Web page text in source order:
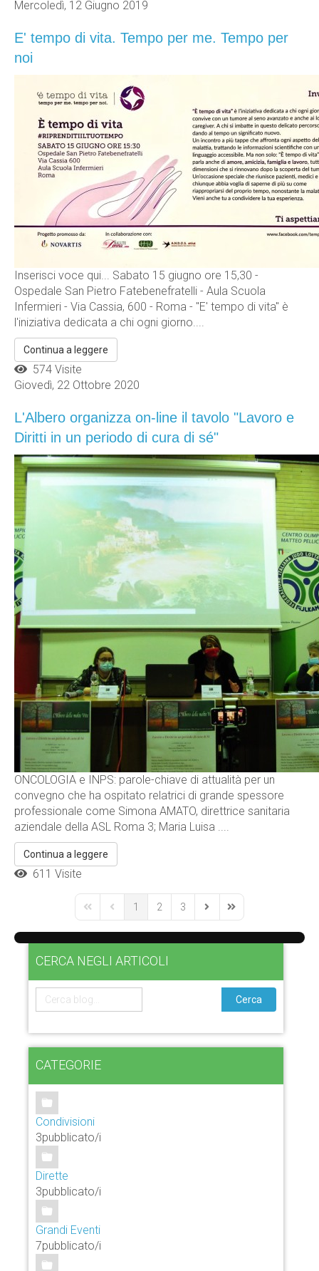
Mercoledì, 12 Giugno 2019
E' tempo di vita. Tempo per me. Tempo per
noi
Inserisci voce qui... Sabato 15 giugno ore 15,30 -
Ospedale San Pietro Fatebenefratelli - Aula Scuola
Infermieri - Via Cassia, 600 - Roma - "E' tempo di vita" è
l'iniziativa dedicata a chi ogni giorno....
Continua a leggere
574 Visite
Giovedì, 22 Ottobre 2020
L'Albero organizza on-line il tavolo "Lavoro e
Diritti in un periodo di cura di sé"
ONCOLOGIA e INPS: parole-chiave di attualità per un
convegno che ha ospitato relatrici di grande spessore
professionale come Simona AMATO, direttrice sanitaria
aziendale della ASL Roma 3; Maria Luisa ....
Continua a leggere
611 Visite
First PagePrevious Page
1 2 3
Next PageLast Page
CERCA NEGLI ARTICOLI
Cerca
CATEGORIE
Condivisioni
3pubblicato/i
Dirette
3pubblicato/i
Grandi Eventi
7pubblicato/i